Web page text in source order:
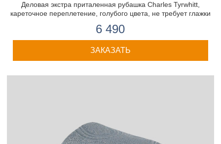
Деловая экстра приталенная рубашка Charles Tyrwhitt,
кареточное переплетение, голубого цвета, не требует глажки
6 490
ЗАКАЗАТЬ